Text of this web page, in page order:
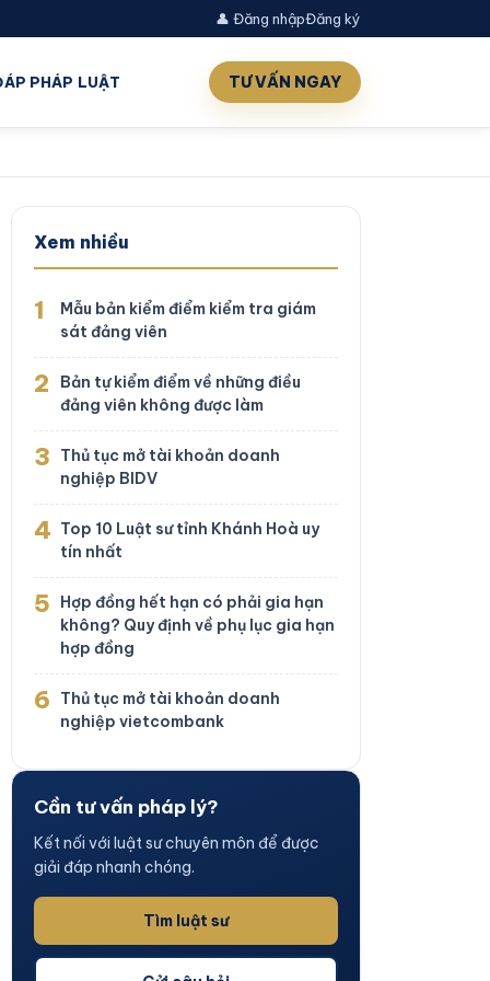
👤 Đăng nhậpĐăng ký
PHÁP LUẬT TƯ VẤN NGAY
Xem nhiều
1
Mẫu bản kiểm điểm kiểm tra giám
sát đảng viên
2
Bản tự kiểm điểm về những điều
đảng viên không được làm
3
Thủ tục mở tài khoản doanh
nghiệp BIDV
4 Top 10 Luật sư tỉnh Khánh Hoà uy
tín nhất
5
Hợp đồng hết hạn có phải gia hạn
không? Quy định về phụ lục gia hạn
hợp đồng
6
Thủ tục mở tài khoản doanh
nghiệp vietcombank
Cần tư vấn pháp lý?
Kết nối với luật sư chuyên môn để được
giải đáp nhanh chóng.
Tìm luật sư